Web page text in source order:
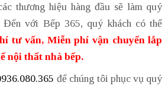
thương hiệu hàng đầu sẽ làm quý
Đến với Bếp 365, quý khách có thể
tư vấn, Miễn phí vận chuyển lắp
nội thất nhà bếp.
để chúng tôi phục vụ quý